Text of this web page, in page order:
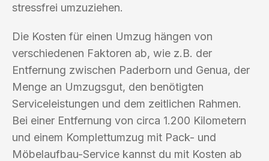
stressfrei umzuziehen.
Die Kosten für einen Umzug hängen von
verschiedenen Faktoren ab, wie z.B. der
Entfernung zwischen Paderborn und Genua, der
Menge an Umzugsgut, den benötigten
Serviceleistungen und dem zeitlichen Rahmen.
Bei einer Entfernung von circa 1.200 Kilometern
und einem Komplettumzug mit Pack- und
Möbelaufbau-Service kannst du mit Kosten ab